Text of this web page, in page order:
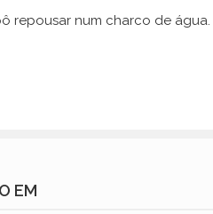
repousar num charco de
EM